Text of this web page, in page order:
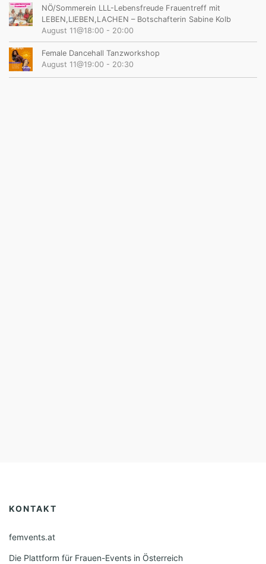
NÖ/Sommerein LLL-Lebensfreude Frauentreff mit
LEBEN,LIEBEN,LACHEN – Botschafterin Sabine Kolb
August 11@18:00 - 20:00
Female Dancehall Tanzworkshop
August 11@19:00 - 20:30
KONTAKT
femvents.at
Die Plattform für Frauen-Events in Österreich